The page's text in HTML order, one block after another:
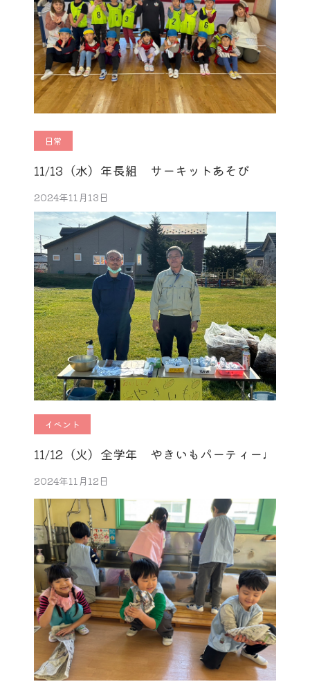
日常
11/13（水）年長組 サーキットあそび
2024年11月13日
イベント
11/12（火）全学年 やきいもパーティー♩
2024年11月12日